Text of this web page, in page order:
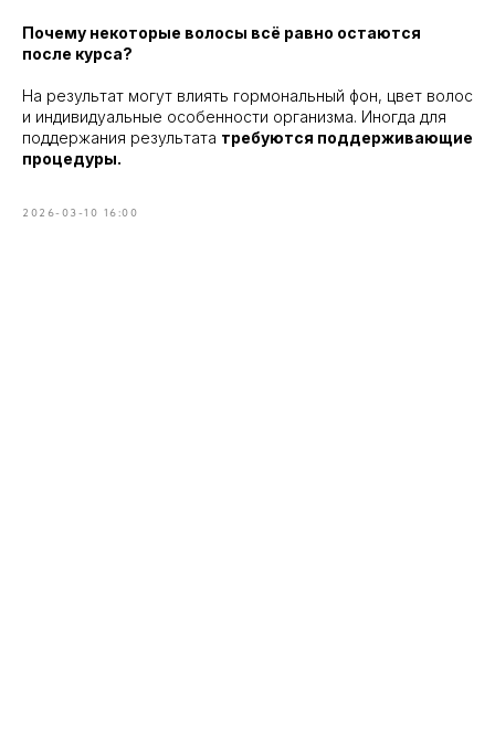
Почему некоторые волосы всё равно остаются
после курса?
На результат могут влиять гормональный фон, цвет волос
и индивидуальные особенности организма. Иногда для
поддержания результата требуются поддерживающие
процедуры.
2026-03-10 16:00